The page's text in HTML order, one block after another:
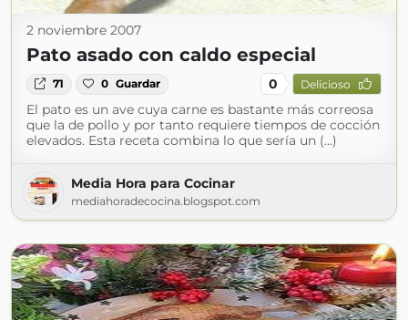
2 noviembre 2007
Pato asado con caldo especial
71 0 Guardar 0 Delicioso
El pato es un ave cuya carne es bastante más correosa
que la de pollo y por tanto requiere tiempos de cocción
elevados. Esta receta combina lo que sería un (...)
Media Hora para Cocinar
mediahoradecocina.blogspot.com